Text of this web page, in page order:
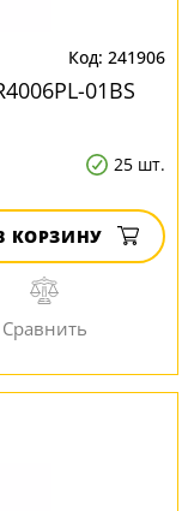
241906
01BS
25 шт.
КОРЗИНУ